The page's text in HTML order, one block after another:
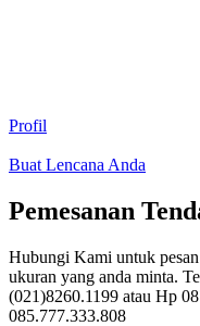
Profil
Buat Lencana Anda
Pemesanan
Hubungi Kami untuk
ukuran yang anda minta.
(021)8260.1199 atau Hp
085.777.333.808